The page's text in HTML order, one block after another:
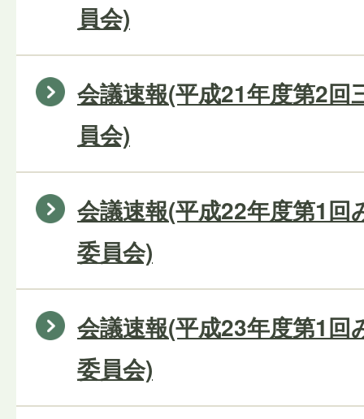
員会)
会議速報(平成21年度第2回
員会)
会議速報(平成22年度第1回
委員会)
会議速報(平成23年度第1回
委員会)